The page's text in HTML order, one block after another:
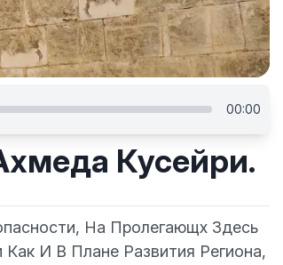
00:00
Кусейри.
На Пролегающх Здесь
И В Плане Развития Региона,